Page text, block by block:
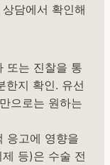
담에서 확인해
또는 진찰을 통
한지 확인. 유선
으로는 원하는
응고에 영향을
등)은 수술 전